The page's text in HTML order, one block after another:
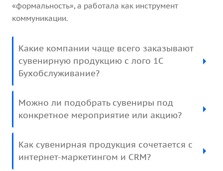
«формальность», а работала как инструмент
коммуникации.
Какие компании чаще всего заказывают
сувенирную продукцию с лого 1С
Бухобслуживание?
Можно ли подобрать сувениры под
конкретное мероприятие или акцию?
Как сувенирная продукция сочетается с
интернет-маркетингом и CRM?